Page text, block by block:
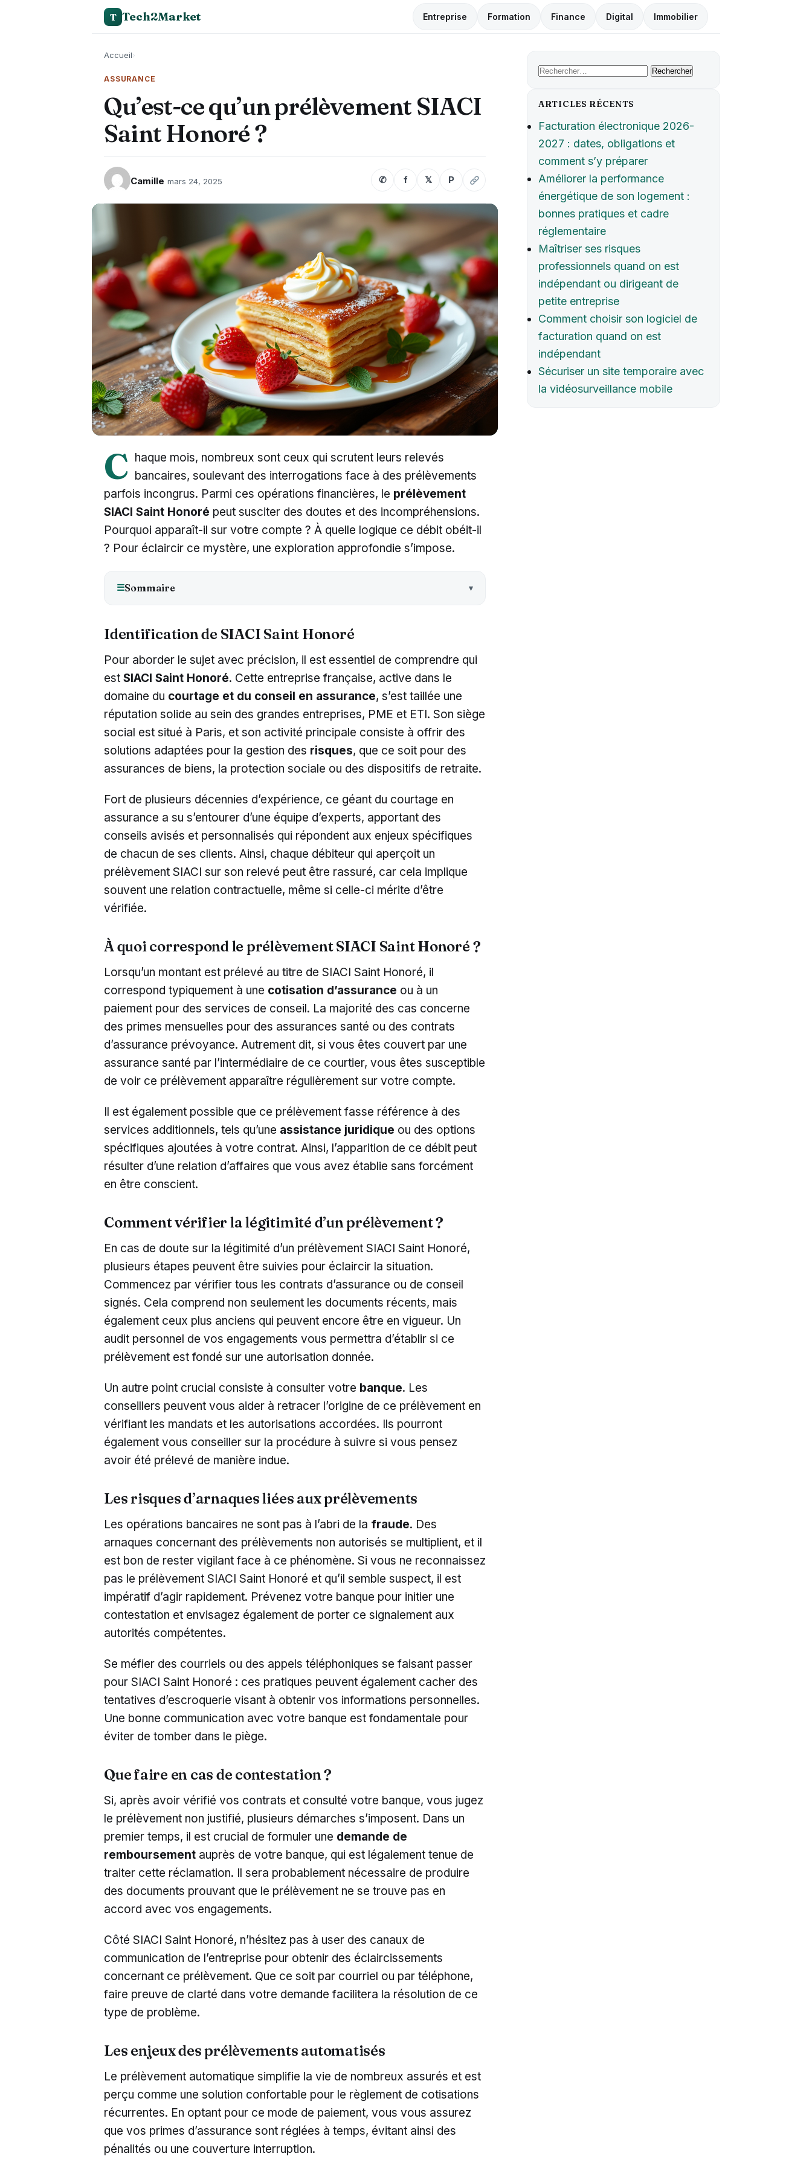
T Tech2Market Entreprise Formation Finance Digital Immobilier
Accueil›
ASSURANCE
Qu’est-ce qu’un prélèvement SIACI
Saint Honoré ?
Camille mars 24, 2025 ✆ f 𝕏 P
C haque mois, nombreux sont ceux qui scrutent leurs relevés
bancaires, soulevant des interrogations face à des prélèvements
parfois incongrus. Parmi ces opérations financières, le prélèvement
SIACI Saint Honoré peut susciter des doutes et des incompréhensions.
Pourquoi apparaît-il sur votre compte ? À quelle logique ce débit obéit-il
? Pour éclaircir ce mystère, une exploration approfondie s’impose.
☰Sommaire
Identification de SIACI Saint Honoré
Pour aborder le sujet avec précision, il est essentiel de comprendre qui
est SIACI Saint Honoré. Cette entreprise française, active dans le
domaine du courtage et du conseil en assurance, s’est taillée une
réputation solide au sein des grandes entreprises, PME et ETI. Son siège
social est situé à Paris, et son activité principale consiste à offrir des
solutions adaptées pour la gestion des risques, que ce soit pour des
assurances de biens, la protection sociale ou des dispositifs de retraite.
Fort de plusieurs décennies d’expérience, ce géant du courtage en
assurance a su s’entourer d’une équipe d’experts, apportant des
conseils avisés et personnalisés qui répondent aux enjeux spécifiques
de chacun de ses clients. Ainsi, chaque débiteur qui aperçoit un
prélèvement SIACI sur son relevé peut être rassuré, car cela implique
souvent une relation contractuelle, même si celle-ci mérite d’être
vérifiée.
À quoi correspond le prélèvement SIACI Saint Honoré ?
Lorsqu’un montant est prélevé au titre de SIACI Saint Honoré, il
correspond typiquement à une cotisation d’assurance ou à un
paiement pour des services de conseil. La majorité des cas concerne
des primes mensuelles pour des assurances santé ou des contrats
d’assurance prévoyance. Autrement dit, si vous êtes couvert par une
assurance santé par l’intermédiaire de ce courtier, vous êtes susceptible
de voir ce prélèvement apparaître régulièrement sur votre compte.
Il est également possible que ce prélèvement fasse référence à des
services additionnels, tels qu’une assistance juridique ou des options
spécifiques ajoutées à votre contrat. Ainsi, l’apparition de ce débit peut
résulter d’une relation d’affaires que vous avez établie sans forcément
en être conscient.
Comment vérifier la légitimité d’un prélèvement ?
En cas de doute sur la légitimité d’un prélèvement SIACI Saint Honoré,
plusieurs étapes peuvent être suivies pour éclaircir la situation.
Commencez par vérifier tous les contrats d’assurance ou de conseil
signés. Cela comprend non seulement les documents récents, mais
également ceux plus anciens qui peuvent encore être en vigueur. Un
audit personnel de vos engagements vous permettra d’établir si ce
prélèvement est fondé sur une autorisation donnée.
Un autre point crucial consiste à consulter votre banque. Les
conseillers peuvent vous aider à retracer l’origine de ce prélèvement en
vérifiant les mandats et les autorisations accordées. Ils pourront
également vous conseiller sur la procédure à suivre si vous pensez
avoir été prélevé de manière indue.
Les risques d’arnaques liées aux prélèvements
Les opérations bancaires ne sont pas à l’abri de la fraude. Des
arnaques concernant des prélèvements non autorisés se multiplient, et il
est bon de rester vigilant face à ce phénomène. Si vous ne reconnaissez
pas le prélèvement SIACI Saint Honoré et qu’il semble suspect, il est
impératif d’agir rapidement. Prévenez votre banque pour initier une
contestation et envisagez également de porter ce signalement aux
autorités compétentes.
Se méfier des courriels ou des appels téléphoniques se faisant passer
pour SIACI Saint Honoré : ces pratiques peuvent également cacher des
tentatives d’escroquerie visant à obtenir vos informations personnelles.
Une bonne communication avec votre banque est fondamentale pour
éviter de tomber dans le piège.
Que faire en cas de contestation ?
Si, après avoir vérifié vos contrats et consulté votre banque, vous jugez
le prélèvement non justifié, plusieurs démarches s’imposent. Dans un
premier temps, il est crucial de formuler une demande de
remboursement auprès de votre banque, qui est légalement tenue de
traiter cette réclamation. Il sera probablement nécessaire de produire
des documents prouvant que le prélèvement ne se trouve pas en
accord avec vos engagements.
Côté SIACI Saint Honoré, n’hésitez pas à user des canaux de
communication de l’entreprise pour obtenir des éclaircissements
concernant ce prélèvement. Que ce soit par courriel ou par téléphone,
faire preuve de clarté dans votre demande facilitera la résolution de ce
type de problème.
Les enjeux des prélèvements automatisés
Le prélèvement automatique simplifie la vie de nombreux assurés et est
perçu comme une solution confortable pour le règlement de cotisations
récurrentes. En optant pour ce mode de paiement, vous vous assurez
que vos primes d’assurance sont réglées à temps, évitant ainsi des
pénalités ou une couverture interruption.
Rechercher :
ARTICLES RÉCENTS
Facturation électronique 2026-
2027 : dates, obligations et
comment s’y préparer
Améliorer la performance
énergétique de son logement :
bonnes pratiques et cadre
réglementaire
Maîtriser ses risques
professionnels quand on est
indépendant ou dirigeant de
petite entreprise
Comment choisir son logiciel de
facturation quand on est
indépendant
Sécuriser un site temporaire avec
la vidéosurveillance mobile